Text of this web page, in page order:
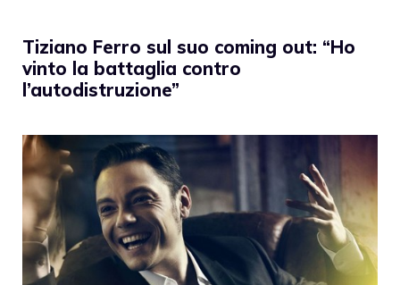
Tiziano Ferro sul suo coming out: “Ho
vinto la battaglia contro
l’autodistruzione”